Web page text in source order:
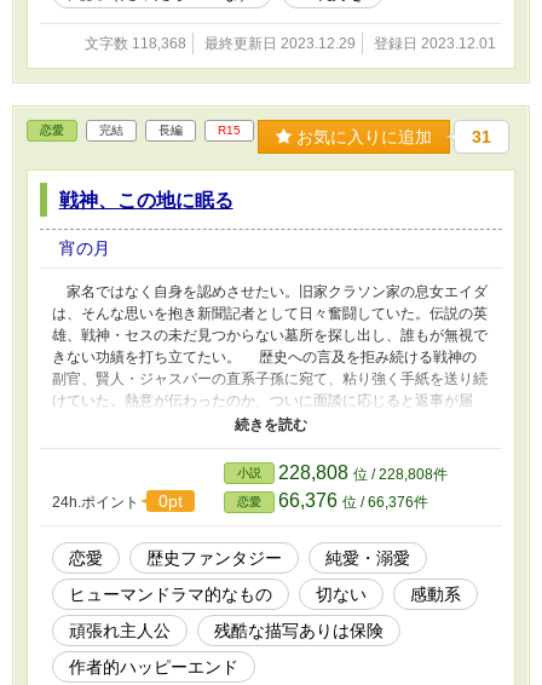
文字数 118,368 最終更新日 2023.12.29 登録日 2023.12.01
恋愛 完結 長編 R15 お気に入りに追加 31
戦神、この地に眠る
宵の月
家名ではなく自身を認めさせたい。旧家クラソン家の息女エイダ
は、そんな思いを抱き新聞記者として日々奮闘していた。伝説の英
雄、戦神・セスの未だ見つからない墓所を探し出し、誰もが無視で
きない功績を打ち立てたい。 歴史への言及を拒み続ける戦神の
副官、賢人・ジャスパーの直系子孫に宛て、粘り強く手紙を送り続
けていた。熱意が伝わったのか、ついに面談に応じると返事が届
く。 エイダは乗り物酔いに必死に耐えながら、一路、伝説が生
奇妙な条件に従い、ヘイヴンに留まるうちに巻き込まれた、ヘイヴ
ン家の孫・レナルドとの婚約騒動。レナルドと共に厳重に隠されて
いた歴史を紐解く時間が、エイダの心にレナルドとの確かな絆と変
化をもたらしていく。 辿り着いた歴史の真実に、エイダは本当
に求める自分の道を見つけた。 1900年代の架空の世界を舞台
に、美しく残酷な歴史を辿る愛の物語。
24h.ポイント 0pt
小説 228,808 位 / 228,808件
恋愛 66,376 位 / 66,376件
恋愛 歴史ファンタジー
純愛・溺愛
ヒューマンドラマ的なもの
切ない
感動系
頑張れ主人公
残酷な描写ありは保険
作者的ハッピーエンド